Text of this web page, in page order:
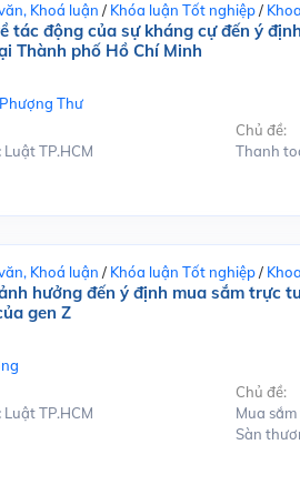
Khoá luận / Khóa luận Tốt nghiệp/
tác động của sự kháng cự đến ý
Thành phố Hồ Chí Minh
Thư
TP.HCM
Chủ đề:
Thanh
Khoá luận / Khóa luận Tốt nghiệp/
hưởng đến ý định mua sắm trực
gen Z
TP.HCM
Chủ đề:
Mua
Sàn